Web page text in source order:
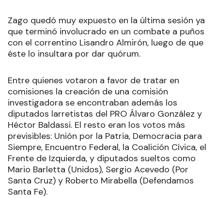
Zago quedó muy expuesto en la última sesión ya
que terminó involucrado en un combate a puños
con el correntino Lisandro Almirón, luego de que
éste lo insultara por dar quórum.
Entre quienes votaron a favor de tratar en
comisiones la creación de una comisión
investigadora se encontraban además los
diputados larretistas del PRO Álvaro González y
Héctor Baldassi. El resto eran los votos más
previsibles: Unión por la Patria, Democracia para
Siempre, Encuentro Federal, la Coalición Cívica, el
Frente de Izquierda, y diputados sueltos como
Mario Barletta (Unidos), Sergio Acevedo (Por
Santa Cruz) y Roberto Mirabella (Defendamos
Santa Fe).